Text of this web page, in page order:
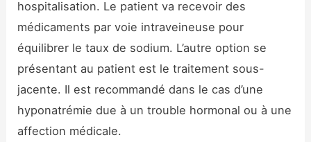
hospitalisation. Le patient va recevoir des
médicaments par voie intraveineuse pour
équilibrer le taux de sodium. L’autre option se
présentant au patient est le traitement sous-
jacente. Il est recommandé dans le cas d’une
hyponatrémie due à un trouble hormonal ou à une
affection médicale.